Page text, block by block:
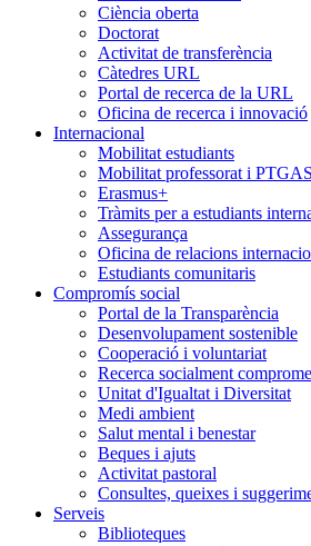
Ciència oberta
Doctorat
Activitat de transferència
Càtedres URL
Portal de recerca de la URL
Oficina de recerca i innovació
Internacional
Mobilitat estudiants
Mobilitat professorat i PTGAS
Erasmus+
Tràmits per a estudiants
Assegurança
Oficina de relacions
Estudiants comunitaris
Compromís social
Portal de la Transparència
Desenvolupament sostenible
Cooperació i voluntariat
Recerca socialment
Unitat d'Igualtat i Diversitat
Medi ambient
Salut mental i benestar
Beques i ajuts
Activitat pastoral
Consultes, queixes i
Serveis
Biblioteques